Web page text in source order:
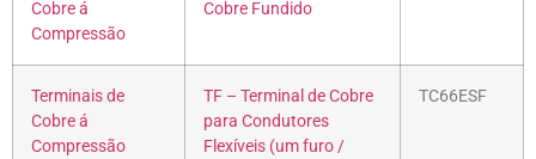
Cobre á
Compressão
Cobre Fundido
Terminais de
Cobre á
Compressão
TF – Terminal de Cobre
para Condutores
Flexíveis (um furo /
TC66ESF